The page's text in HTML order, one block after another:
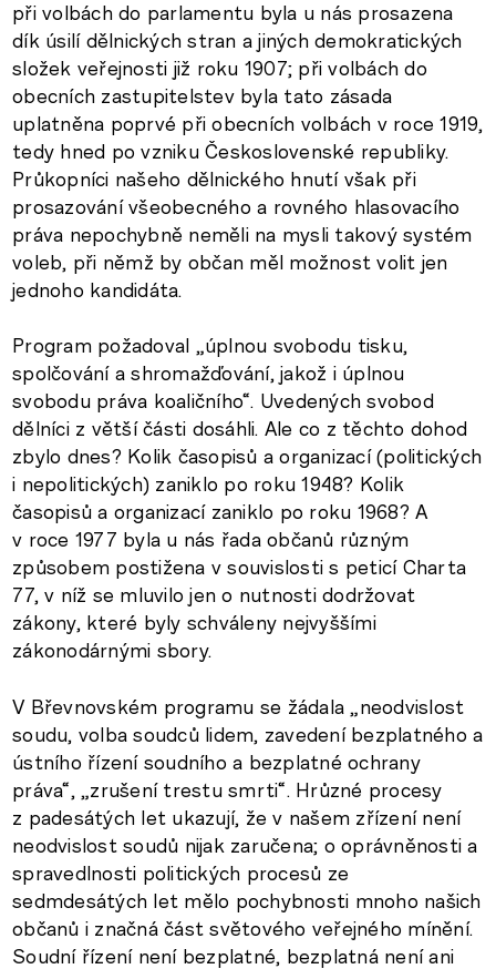
při volbách do parlamentu byla u nás prosazena
dík úsilí dělnických stran a jiných demokratických
složek veřejnosti již roku 1907; při volbách do
obecních zastupitelstev byla tato zásada
uplatněna poprvé při obecních volbách v roce 1919,
tedy hned po vzniku Československé republiky.
Průkopníci našeho dělnického hnutí však při
prosazování všeobecného a rovného hlasovacího
práva nepochybně neměli na mysli takový systém
voleb, při němž by občan měl možnost volit jen
jednoho kandidáta.
Program požadoval „úplnou svobodu tisku,
spolčování a shromažďování, jakož i úplnou
svobodu práva koaličního“. Uvedených svobod
dělníci z větší části dosáhli. Ale co z těchto dohod
zbylo dnes? Kolik časopisů a organizací (politických
i nepolitických) zaniklo po roku 1948? Kolik
časopisů a organizací zaniklo po roku 1968? A
v roce 1977 byla u nás řada občanů různým
způsobem postižena v souvislosti s peticí Charta
77, v níž se mluvilo jen o nutnosti dodržovat
zákony, které byly schváleny nejvyššími
zákonodárnými sbory.
V Břevnovském programu se žádala „neodvislost
soudu, volba soudců lidem, zavedení bezplatného a
ústního řízení soudního a bezplatné ochrany
práva“, „zrušení trestu smrti“. Hrůzné procesy
z padesátých let ukazují, že v našem zřízení není
neodvislost soudů nijak zaručena; o oprávněnosti a
spravedlnosti politických procesů ze
sedmdesátých let mělo pochybnosti mnoho našich
občanů i značná část světového veřejného mínění.
Soudní řízení není bezplatné, bezplatná není ani